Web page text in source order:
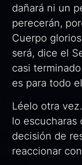
dañará ni un
perecerán,
Cuerpo
será, dice el
casi
es para todo
Léelo otra
lo escucharas
decisión de
reaccionar